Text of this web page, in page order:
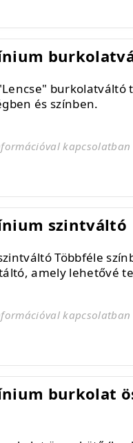
burkolatváltó
és színben.
kapcsolatban
szintváltó
Többféle
amely lehetővé
kapcsolatban
burkolat